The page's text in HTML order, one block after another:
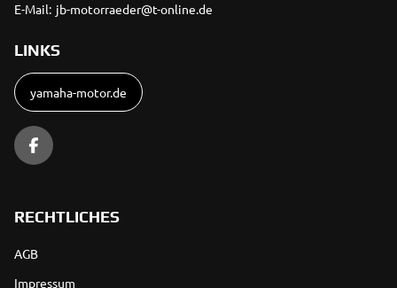
E-Mail: jb-motorraeder@t-online.de
LINKS
yamaha-motor.de
RECHTLICHES
AGB
Impressum